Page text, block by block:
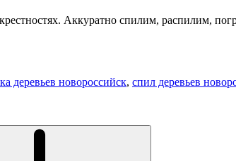
Аккуратно спилим, распилим,
деревьев новороссийск, спил деревьев